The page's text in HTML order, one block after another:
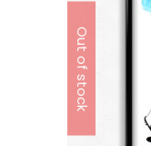
Out of stock